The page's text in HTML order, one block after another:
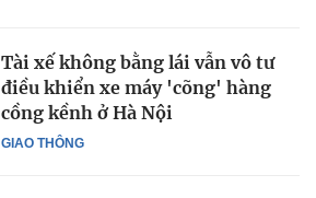
GIAO THÔNG
Tài xế không bằng lái vẫn vô tư
điều khiển xe máy 'cõng' hàng
cồng kềnh ở Hà Nội